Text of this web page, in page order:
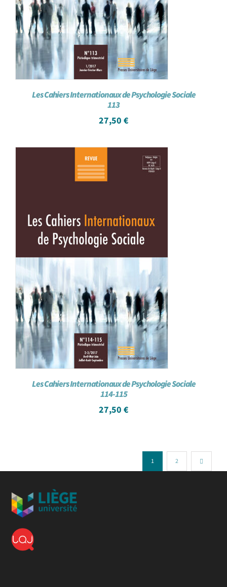
Les Cahiers Internationaux de Psychologie Sociale
113
27,50 €
Les Cahiers Internationaux de Psychologie Sociale
114-115
27,50 €
1 2